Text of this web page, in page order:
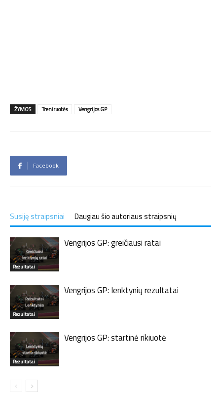
ŽYMOS Treniruotės Vengrijos GP
Facebook
Susiję straipsniai Daugiau šio autoriaus straipsnių
Rezultatai
Vengrijos GP: greičiausi ratai
Rezultatai
Vengrijos GP: lenktynių rezultatai
Rezultatai
Vengrijos GP: startinė rikiuotė